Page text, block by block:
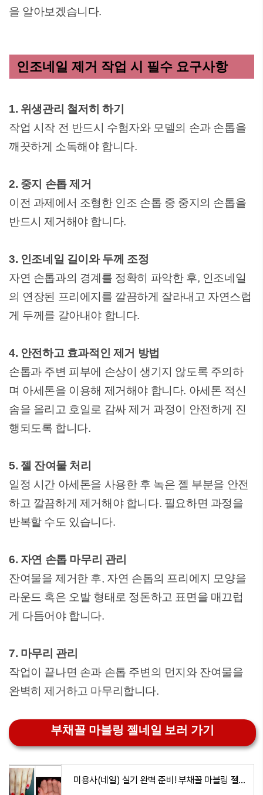
을 알아보겠습니다.
인조네일 제거 작업 시 필수 요구사항
1. 위생관리 철저히 하기
작업 시작 전 반드시 수험자와 모델의 손과 손톱을
깨끗하게 소독해야 합니다.
2. 중지 손톱 제거
이전 과제에서 조형한 인조 손톱 중 중지의 손톱을
반드시 제거해야 합니다.
3. 인조네일 길이와 두께 조정
자연 손톱과의 경계를 정확히 파악한 후, 인조네일
의 연장된 프리에지를 깔끔하게 잘라내고 자연스럽
게 두께를 갈아내야 합니다.
4. 안전하고 효과적인 제거 방법
손톱과 주변 피부에 손상이 생기지 않도록 주의하
며 아세톤을 이용해 제거해야 합니다. 아세톤 적신
솜을 올리고 호일로 감싸 제거 과정이 안전하게 진
행되도록 합니다.
5. 젤 잔여물 처리
일정 시간 아세톤을 사용한 후 녹은 젤 부분을 안전
하고 깔끔하게 제거해야 합니다. 필요하면 과정을
반복할 수도 있습니다.
6. 자연 손톱 마무리 관리
잔여물을 제거한 후, 자연 손톱의 프리에지 모양을
라운드 혹은 오발 형태로 정돈하고 표면을 매끄럽
게 다듬어야 합니다.
7. 마무리 관리
작업이 끝나면 손과 손톱 주변의 먼지와 잔여물을
완벽히 제거하고 마무리합니다.
부채꼴 마블링 젤네일 보러 가기
미용사(네일) 실기 완벽 준비! 부채꼴 마블링 젤 매니큐어 핵심 가이드